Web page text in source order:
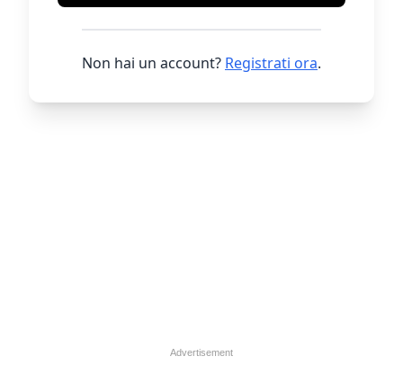
Non hai un account? Registrati ora.